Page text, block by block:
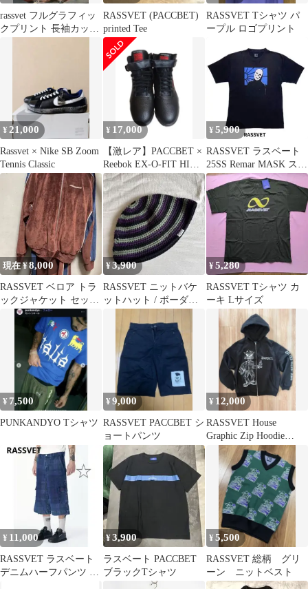
rassvet フルグラフィッ
クプリント 長袖カット
RASSVET (PACCBET)
printed Tee
RASSVET Tシャツ パ
ープル ロゴプリント
¥ 21,000
Rassvet × Nike SB Zoom
Tennis Classic
¥ 17,000
【激レア】PACCBET ×
Reebok EX-O-FIT HI
27cm 黒
¥ 5,900
RASSVET ラスベート
25SS Remar MASK スカ
ル Tシャツ L
現在 ¥8,000
RASSVET ベロア トラ
ックジャケット セット
アップ
¥3,900
RASSVET ニットバケ
ットハット / ボーダー
ラック
¥5,280
RASSVET Tシャツ カ
ーキ Lサイズ
¥ 7,500
PUNKANDYO Tシャツ
¥9,000
RASSVET PACCBET シ
ョートパンツ
¥ 12,000
RASSVET House
Graphic Zip Hoodie
Black S
¥ 11,000
RASSVET ラスベート
デニムハーフパンツ ゴ
¥3,900
ラスベート PACCBET
ブラックTシャツ
¥5,500
RASSVET 総柄 グリ
ーン ニットベスト